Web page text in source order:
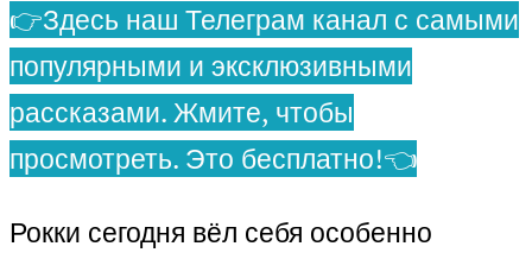
👉Здесь наш Телеграм канал с самыми
популярными и эксклюзивными
рассказами. Жмите, чтобы
просмотреть. Это бесплатно!👈
Рокки сегодня вёл себя особенно